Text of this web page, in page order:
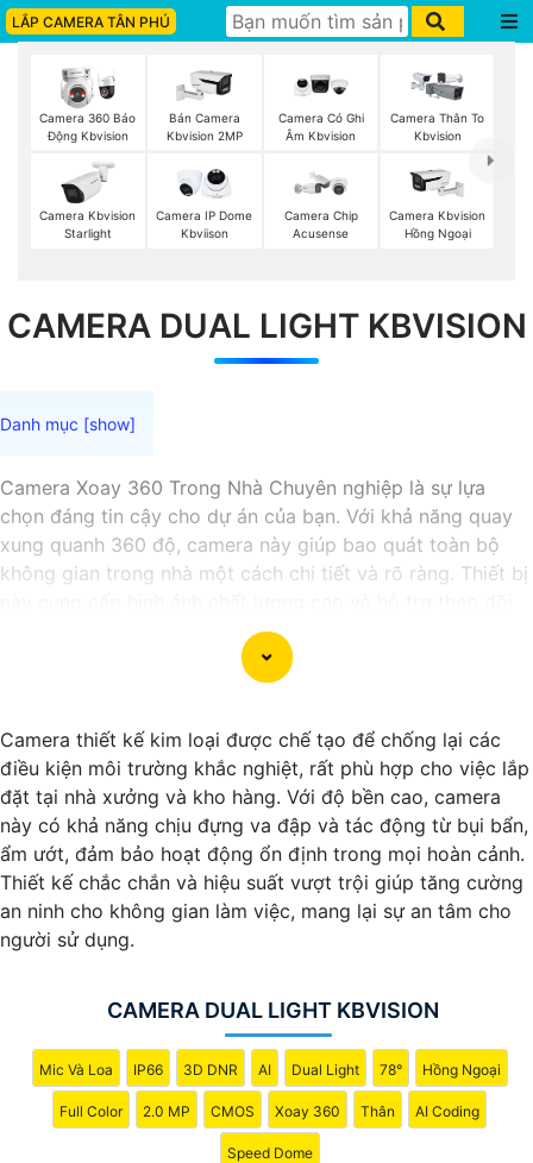
LẮP CAMERA TÂN PHÚ
Camera 360 Báo
Động Kbvision
Bán Camera
Kbvision 2MP
Camera Có Ghi
Âm Kbvision
Camera Thân To
Kbvision
Camera Kbvision
Starlight
Camera IP Dome
Kbviison
Camera Chip
Acusense
Camera Kbvision
Hồng Ngoại
CAMERA DUAL LIGHT KBVISION
Camera Xoay 360 Trong Nhà Chuyên nghiệp là sự lựa
chọn đáng tin cậy cho dự án của bạn. Với khả năng quay
xung quanh 360 độ, camera này giúp bao quát toàn bộ
không gian trong nhà một cách chi tiết và rõ ràng. Thiết bị
và ghi lại mọi hoạt động xảy ra trong nhà đến từng góc
Camera Xoay 360 Trong Nhà Chuyên nghiệp được thiết kế
án của bạn. Khả năng điều chỉnh góc nhìn linh hoạt, kết
hợp với công nghệ thông minh, giúp camera này hoạt
động một cách chính xác và liên tục. Đồng thời, việc kết
nối dễ dàng với hệ thống lưu trữ và điều khiển từ xa thông
qua ứng dụng di động giúp quản lý dữ liệu và kiểm soát
camera một cách nhanh chóng và tiện lợi.
Với Camera Xoay 360 Trong Nhà Chuyên nghiệp, dự án
của bạn sẽ được bảo vệ tốt và mọi hoạt động sẽ được
toàn cho mọi người và tài sản bên trong nhà. Hãy chọn lựa
sản phẩm này để nâng cao hiệu quả và chất lượng quản lý
dự án của bạn.
Camera thiết kế kim loại được chế tạo để chống lại các
điều kiện môi trường khắc nghiệt, rất phù hợp cho việc lắp
đặt tại nhà xưởng và kho hàng. Với độ bền cao, camera
này có khả năng chịu đựng va đập và tác động từ bụi bẩn,
ẩm ướt, đảm bảo hoạt động ổn định trong mọi hoàn cảnh.
Thiết kế chắc chắn và hiệu suất vượt trội giúp tăng cường
an ninh cho không gian làm việc, mang lại sự an tâm cho
người sử dụng.
CAMERA DUAL LIGHT KBVISION
Mic Và Loa IP66 3D DNR AI Dual Light 78° Hồng Ngoại
Full Color 2.0 MP CMOS Xoay 360 Thân AI Coding
Speed Dome